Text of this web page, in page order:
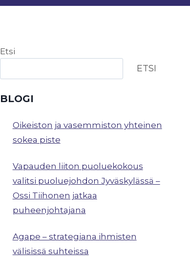
Etsi
ETSI
BLOGI
Oikeiston ja vasemmiston yhteinen
sokea piste
Vapauden liiton puoluekokous
valitsi puoluejohdon Jyväskylässä –
Ossi Tiihonen jatkaa
puheenjohtajana
Agape – strategiana ihmisten
välisissä suhteissa